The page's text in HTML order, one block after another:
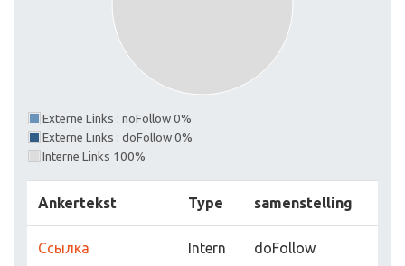
Externe Links : noFollow 0%
Externe Links : doFollow 0%
Interne Links 100%
Ankertekst Type samenstelling
Ссылка Intern doFollow